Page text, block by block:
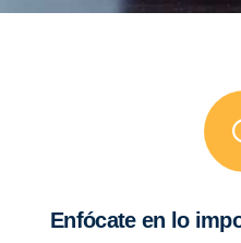
Enfócate en lo